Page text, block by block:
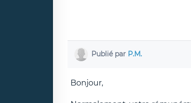
Publié par P.M.
Bonjour,